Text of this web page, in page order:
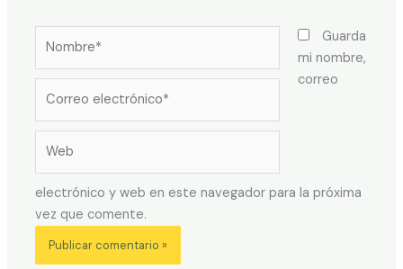
electrónico*
Guarda
mi nombre,
correo
electrónico y web en este navegador para la próxima
vez que comente.